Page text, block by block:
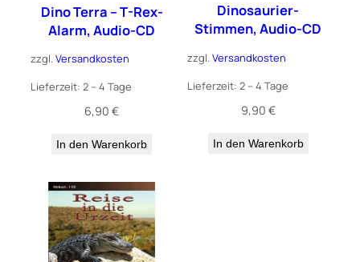
Dino Terra – T-Rex-
Alarm, Audio-CD
zzgl.Versandkosten
Lieferzeit: 2 – 4 Tage
6,90€
In den Warenkorb
Dinosaurier-
Stimmen, Audio-CD
zzgl.Versandkosten
Lieferzeit: 2 – 4 Tage
9,90 €
In den Warenkorb